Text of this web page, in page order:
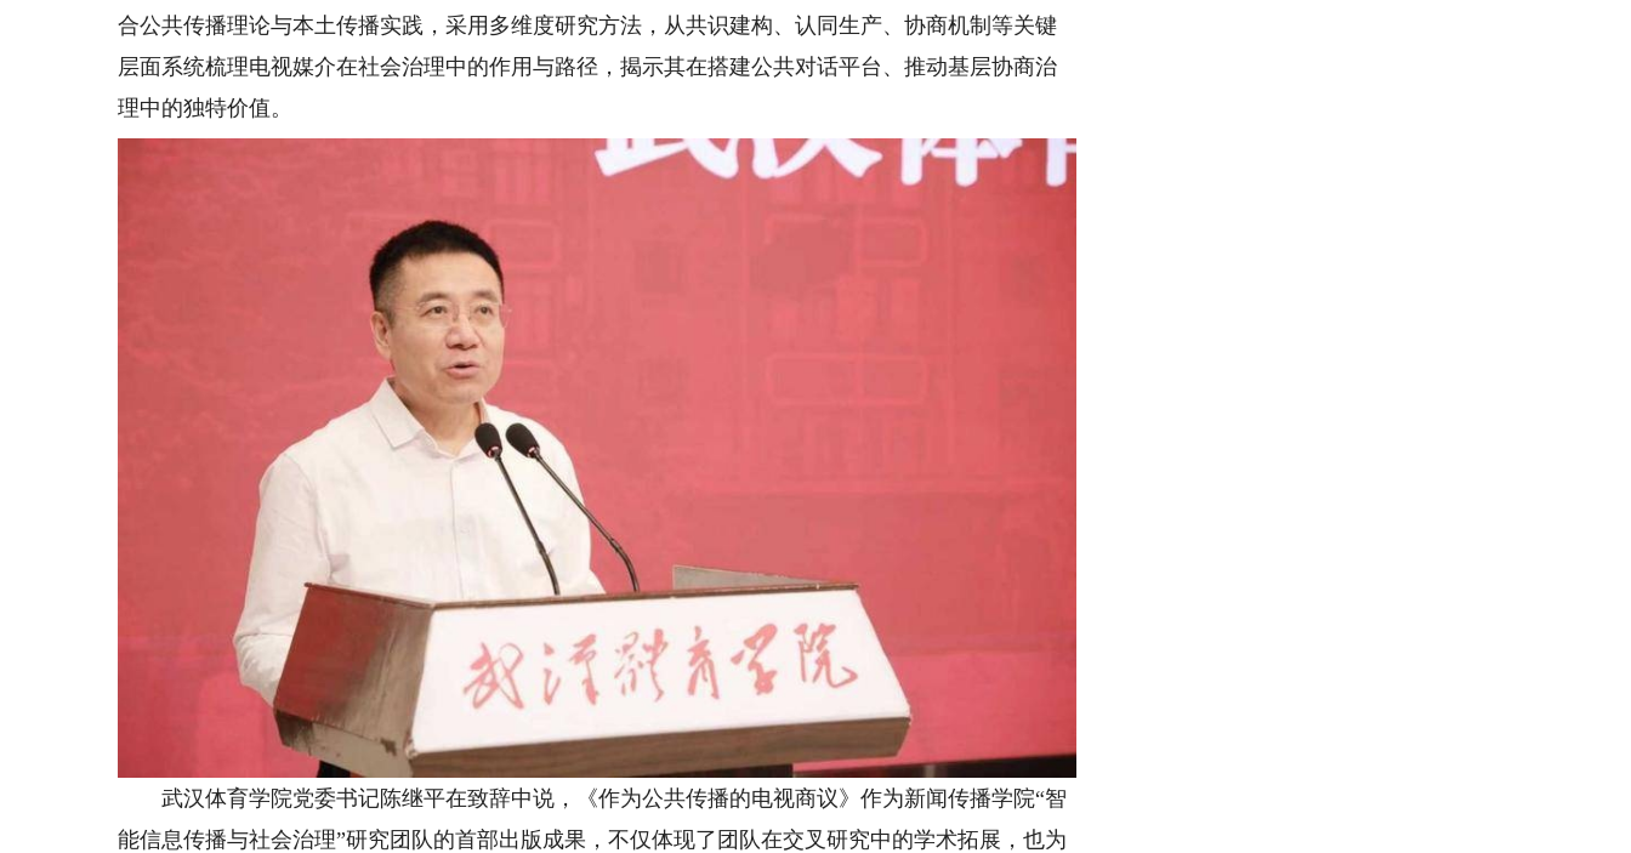
合公共传播理论与本土传播实践，采用多维度研究方法，从共识建构、认同生产、协商机制等关键
层面系统梳理电视媒介在社会治理中的作用与路径，揭示其在搭建公共对话平台、推动基层协商治
理中的独特价值。
武汉体育学院党委书记陈继平在致辞中说，《作为公共传播的电视商议》作为新闻传播学院“智
能信息传播与社会治理”研究团队的首部出版成果，不仅体现了团队在交叉研究中的学术拓展，也为